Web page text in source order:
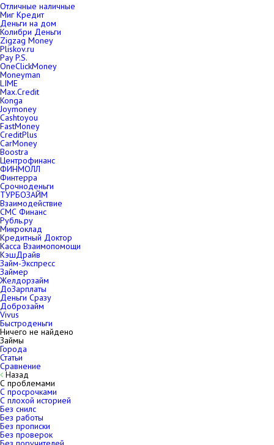
Отличные наличные
Миг Кредит
Деньги на дом
Колибри Деньги
Zigzag Money
Pliskov.ru
Pay P.S.
OneClickMoney
Moneyman
LIME
Max.Credit
Konga
Joymoney
Cashtoyou
FastMoney
CreditPlus
CarMoney
Boostra
Центрофинанс
ФИНМОЛЛ
Финтерра
Срочноденьги
ТУРБОЗАЙМ
Взаимодействие
СМС Финанс
Рубль.ру
Микроклад
Кредитный Доктор
Касса Взаимопомощи
КэшДрайв
Займ-Экспресс
Займер
Желдорзайм
ДоЗарплаты
Деньги Сразу
Доброзайм
Vivus
Быстроденьги
Ничего не найдено
Займы
Города
Статьи
Сравнение
Назад
С проблемами
С просрочками
С плохой историей
Без снилс
Без работы
Без прописки
Без проверок